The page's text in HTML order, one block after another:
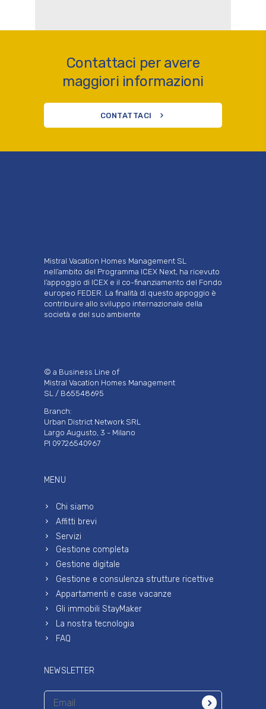
Contattaci per avere
maggiori informazioni
CONTATTACI
Mistral Vacation Homes Management SL
nell’ambito del Programma ICEX Next, ha ricevuto
l’appoggio di ICEX e il co-finanziamento del Fondo
europeo FEDER. La finalità di questo appoggio è
contribuire allo sviluppo internazionale della
società e del suo ambiente
© a Business Line of
Mistral Vacation Homes Management
SL / B65548695
Branch:
Urban District Network SRL
Largo Augusto, 3 - Milano
PI 09726540967
MENU
Chi siamo
Affitti brevi
Servizi
Gestione completa
Gestione digitale
Gestione e consulenza strutture ricettive
Appartamenti e case vacanze
Gli immobili StayMaker
La nostra tecnologia
FAQ
NEWSLETTER